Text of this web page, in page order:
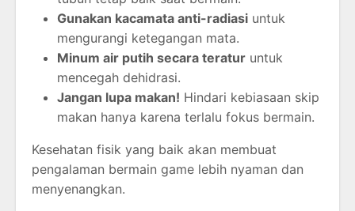
Gunakan kacamata anti-radiasi untuk
mengurangi ketegangan mata.
Minum air putih secara teratur untuk
mencegah dehidrasi.
Jangan lupa makan! Hindari kebiasaan skip
makan hanya karena terlalu fokus bermain.
Kesehatan fisik yang baik akan membuat
pengalaman bermain game lebih nyaman dan
menyenangkan.